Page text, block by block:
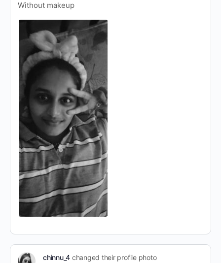
Without makeup
chinnu_4 changed their profile photo